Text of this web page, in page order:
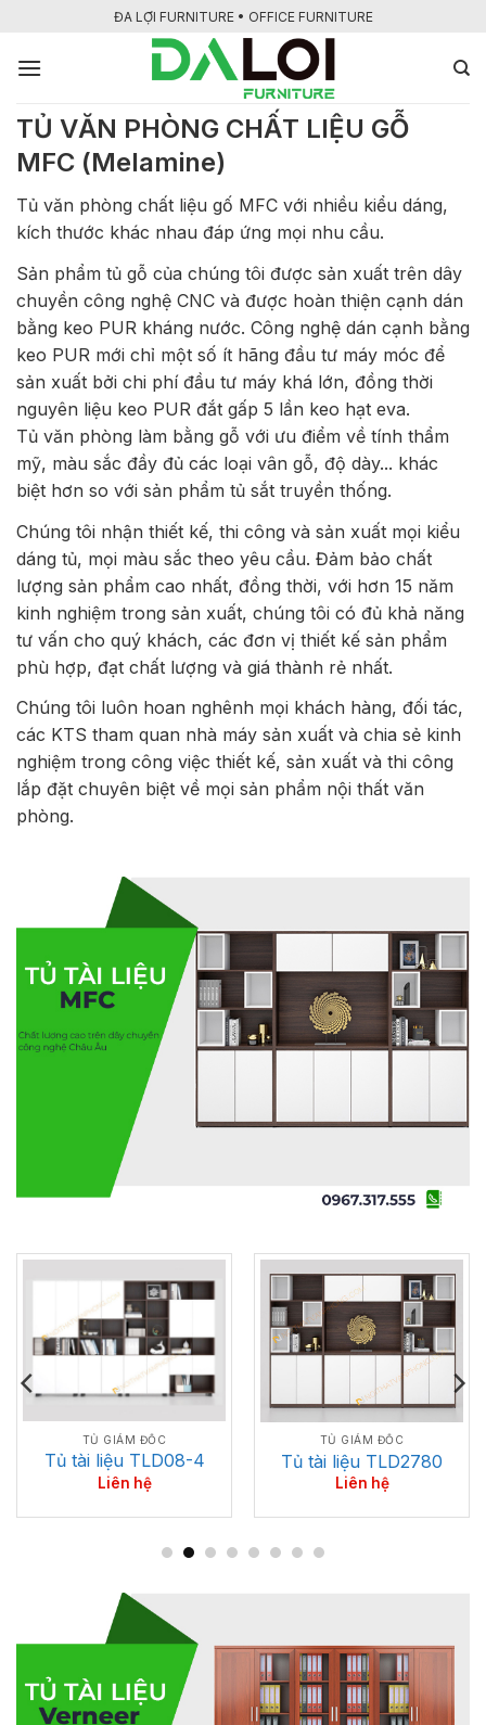
nội
ĐA LỢI FURNITURE • OFFICE FURNITURE
TỦ VĂN PHÒNG CHẤT LIỆU GỖ
MFC (Melamine)
Tủ văn phòng chất liệu gố MFC với nhiều kiểu dáng,
kích thước khác nhau đáp ứng mọi nhu cầu.
Sản phẩm tủ gỗ của chúng tôi được sản xuất trên dây
chuyền công nghệ CNC và được hoàn thiện cạnh dán
bằng keo PUR kháng nước. Công nghệ dán cạnh bằng
keo PUR mới chỉ một số ít hãng đầu tư máy móc để
sản xuất bởi chi phí đầu tư máy khá lớn, đồng thời
nguyên liệu keo PUR đắt gấp 5 lần keo hạt eva.
Tủ văn phòng làm bằng gỗ với ưu điểm về tính thẩm
mỹ, màu sắc đầy đủ các loại vân gỗ, độ dày... khác
biệt hơn so với sản phẩm tủ sắt truyền thống.
Chúng tôi nhận thiết kế, thi công và sản xuất mọi kiểu
dáng tủ, mọi màu sắc theo yêu cầu. Đảm bảo chất
lượng sản phẩm cao nhất, đồng thời, với hơn 15 năm
kinh nghiệm trong sản xuất, chúng tôi có đủ khả năng
tư vấn cho quý khách, các đơn vị thiết kế sản phẩm
phù hợp, đạt chất lượng và giá thành rẻ nhất.
Chúng tôi luôn hoan nghênh mọi khách hàng, đối tác,
các KTS tham quan nhà máy sản xuất và chia sẻ kinh
nghiệm trong công việc thiết kế, sản xuất và thi công
lắp đặt chuyên biệt về mọi sản phẩm nội thất văn
phòng.
TỦ GIÁM ĐỐC
Tủ tài liệu TLD2420
Liên hệ
TỦ GIÁM ĐỐC
Tủ tài liệu TLD2118-2
Liên hệ